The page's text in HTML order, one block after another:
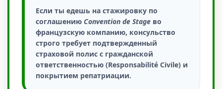
Если ты едешь на стажировку по
соглашению Convention de Stage во
французскую компанию, консульство
строго требует подтвержденный
страховой полис с гражданской
ответственностью (Responsabilité Civile) и
покрытием репатриации.